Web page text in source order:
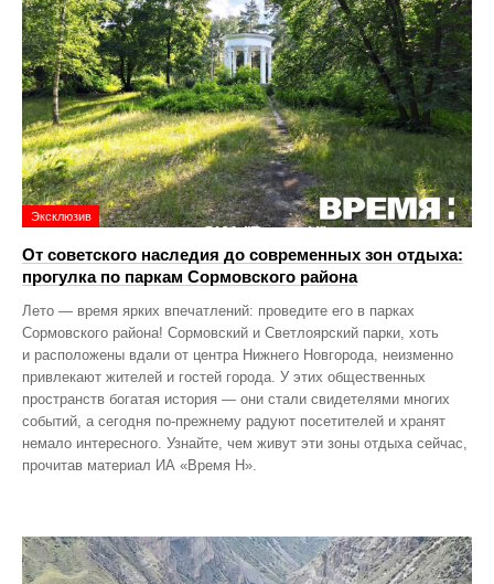
Эксклюзив
От советского наследия до современных зон отдыха:
прогулка по паркам Сормовского района
Лето — время ярких впечатлений: проведите его в парках
Сормовского района! Сормовский и Светлоярский парки, хоть
и расположены вдали от центра Нижнего Новгорода, неизменно
привлекают жителей и гостей города. У этих общественных
пространств богатая история — они стали свидетелями многих
событий, а сегодня по‑прежнему радуют посетителей и хранят
немало интересного. Узнайте, чем живут эти зоны отдыха сейчас,
прочитав материал ИА «Время Н».